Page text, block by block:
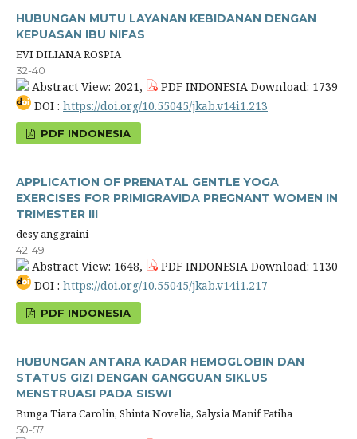
HUBUNGAN MUTU LAYANAN KEBIDANAN DENGAN
KEPUASAN IBU NIFAS
EVI DILIANA ROSPIA
32-40
Abstract View: 2021,
PDF INDONESIA Download: 1739
DOI : https://doi.org/10.55045/jkab.v14i1.213
PDF INDONESIA
APPLICATION OF PRENATAL GENTLE YOGA
EXERCISES FOR PRIMIGRAVIDA PREGNANT WOMEN IN
TRIMESTER III
desy anggraini
42-49
Abstract View: 1648,
PDF INDONESIA Download: 1130
DOI : https://doi.org/10.55045/jkab.v14i1.217
PDF INDONESIA
HUBUNGAN ANTARA KADAR HEMOGLOBIN DAN
STATUS GIZI DENGAN GANGGUAN SIKLUS
MENSTRUASI PADA SISWI
Bunga Tiara Carolin, Shinta Novelia, Salysia Manif Fatiha
50-57